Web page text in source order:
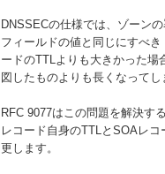
DNSSECの仕様では、ゾーン
フィールドの値と同じにすべ
ードのTTLよりも大きかった場
図したものよりも長くなって
RFC 9077はこの問題を解決す
レコード自身のTTLとSOAレ
更します。